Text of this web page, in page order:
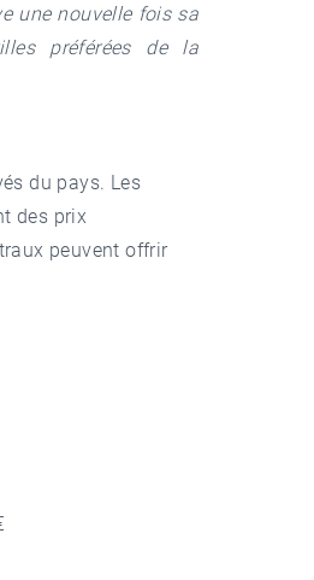
une nouvelle fois sa
préférées de la
du pays. Les
des prix
peuvent offrir